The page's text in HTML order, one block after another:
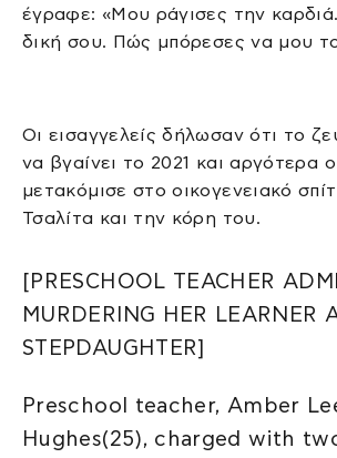
έγραφε: «Μου ράγισες την
δική σου. Πώς μπόρεσες να μου
Οι εισαγγελείς δήλωσαν ότι το
να βγαίνει το 2021 και αργότερα
μετακόμισε στο οικογενειακό
Τσαλίτα και την κόρη του.
[PRESCHOOL TEACHER
MURDERING HER LEARNER
STEPDAUGHTER]
Preschool teacher, Amber
Hughes(25), charged with